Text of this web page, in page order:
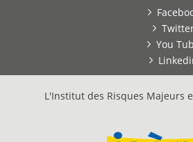
You
L'Institut des Risques Majeurs